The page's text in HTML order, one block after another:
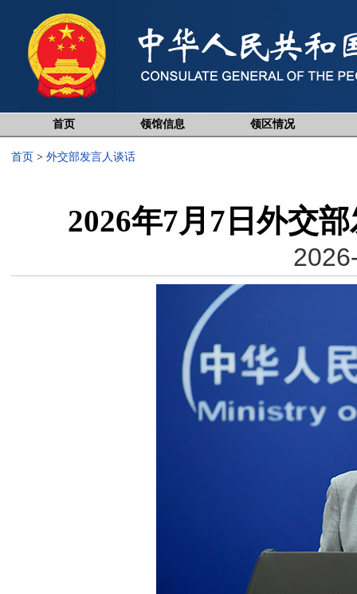
首页 领馆信息 领区情况
首页 > 外交部发言人谈话
2026年7月7日外交